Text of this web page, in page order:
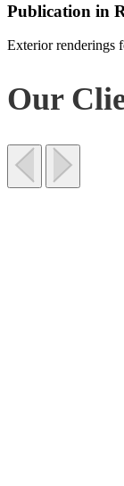
Publication in
Exterior renderings
Our